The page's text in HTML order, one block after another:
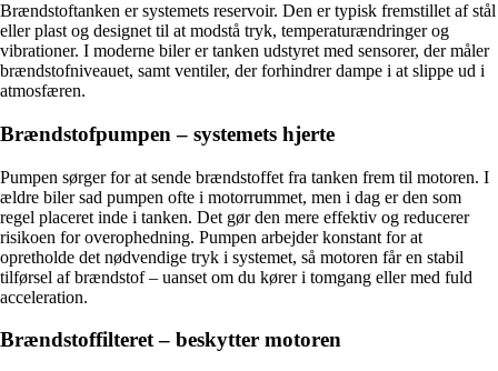
Brændstoftanken er systemets reservoir. Den er typisk fremstillet af stål
eller plast og designet til at modstå tryk, temperaturændringer og
vibrationer. I moderne biler er tanken udstyret med sensorer, der måler
brændstofniveauet, samt ventiler, der forhindrer dampe i at slippe ud i
atmosfæren.
Brændstofpumpen – systemets hjerte
Pumpen sørger for at sende brændstoffet fra tanken frem til motoren. I
ældre biler sad pumpen ofte i motorrummet, men i dag er den som
regel placeret inde i tanken. Det gør den mere effektiv og reducerer
risikoen for overophedning. Pumpen arbejder konstant for at
opretholde det nødvendige tryk i systemet, så motoren får en stabil
tilførsel af brændstof – uanset om du kører i tomgang eller med fuld
acceleration.
Brændstoffilteret – beskytter motoren